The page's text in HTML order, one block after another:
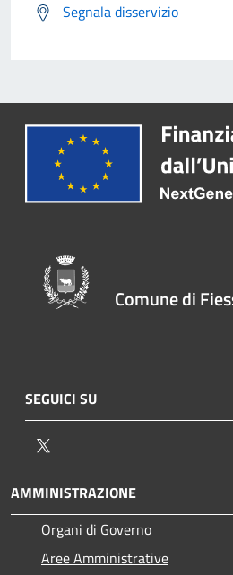
Segnala disservizio
Comune di
SEGUICI SU
AMMINISTRAZIONE
Organi di Governo
Aree Amministrative